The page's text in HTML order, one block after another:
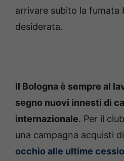
arrivare subito la fumata
desiderata.
Il Bologna è sempre al
segno nuovi innesti di
internazionale. Per il
una campagna acquisti
occhio alle ultime